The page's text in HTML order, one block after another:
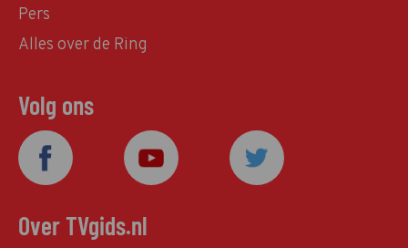
Pers
Alles over de Ring
Volg ons
Over TVgids.nl